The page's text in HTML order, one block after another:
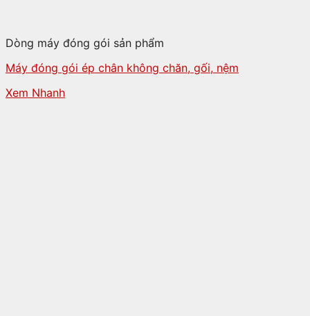
Dòng máy đóng gói sản phẩm
Máy đóng gói ép chân không chăn, gối, nệm
Xem Nhanh